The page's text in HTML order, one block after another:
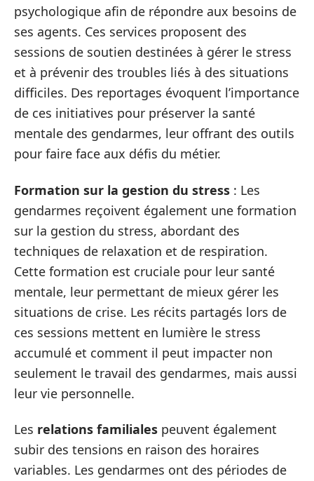
psychologique afin de répondre aux besoins de
ses agents. Ces services proposent des
sessions de soutien destinées à gérer le stress
et à prévenir des troubles liés à des situations
difficiles. Des reportages évoquent l’importance
de ces initiatives pour préserver la santé
mentale des gendarmes, leur offrant des outils
pour faire face aux défis du métier.
Formation sur la gestion du stress : Les
gendarmes reçoivent également une formation
sur la gestion du stress, abordant des
techniques de relaxation et de respiration.
Cette formation est cruciale pour leur santé
mentale, leur permettant de mieux gérer les
situations de crise. Les récits partagés lors de
ces sessions mettent en lumière le stress
accumulé et comment il peut impacter non
seulement le travail des gendarmes, mais aussi
leur vie personnelle.
Les relations familiales peuvent également
subir des tensions en raison des horaires
variables. Les gendarmes ont des périodes de